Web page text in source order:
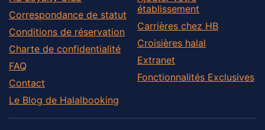
Correspondance de statut
Conditions de réservation
Charte de confidentialité
FAQ
Contact
Le Blog de Halalbooking
établissement
Carrières chez HB
Croisières halal
Extranet
Fonctionnalités Exclusives